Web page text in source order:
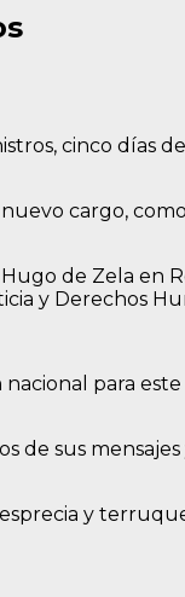
cinco días
cargo,
de Zela en
y Derechos
para
sus
y